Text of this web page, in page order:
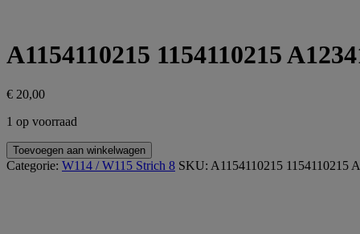
A1154110215 1154110215
€ 20,00
1 op voorraad
A1154110215
1154110215
A1234110015
Toevoegen aan winkelwagen
Categorie: W114 / W115 Strich 8 SKU: A1154110215 1154110215